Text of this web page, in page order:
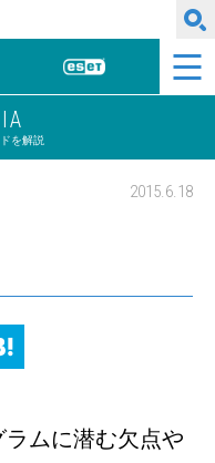
ャパン株式会社
イバーセキュリティ情報局
ESET
を解説
2015.6.18
ムに潜む欠点や